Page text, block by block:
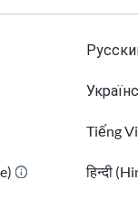
Tiếng
हिन्दी
ni
nchini Marekani